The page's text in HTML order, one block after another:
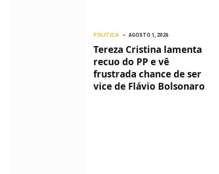
POLITICA AGOSTO 1, 2026
Tereza Cristina lamenta
recuo do PP e vê
frustrada chance de ser
vice de Flávio Bolsonaro